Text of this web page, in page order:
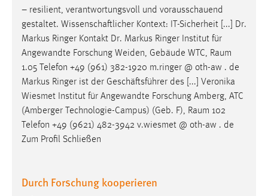
– resilient, verantwortungsvoll und vorausschauend
gestaltet. Wissenschaftlicher Kontext: IT-Sicherheit [...] Dr.
Markus Ringer Kontakt Dr. Markus Ringer Institut für
Angewandte Forschung Weiden, Gebäude WTC, Raum
1.05 Telefon +49 (961) 382-1920 m.ringer @ oth-aw . de
Markus Ringer ist der Geschäftsführer des [...] Veronika
Wiesmet Institut für Angewandte Forschung Amberg, ATC
(Amberger Technologie-Campus) (Geb. F), Raum 102
Telefon +49 (9621) 482-3942 v.wiesmet @ oth-aw . de
Zum Profil Schließen
Durch Forschung kooperieren
Conversion-Tracking
Cookie Laufzeit:
3 Monate
Facebook Pixel
Name:
Anbieter:
Zweck:
Conversion-Tracking